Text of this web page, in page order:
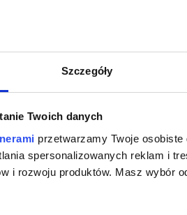
Szczegóły
Twoich danych
przetwarzamy Twoje
spersonalizowanych reklam i
i rozwoju produktów. Masz wybór
ROZGRYWKA
zadania, osiągnięcia,